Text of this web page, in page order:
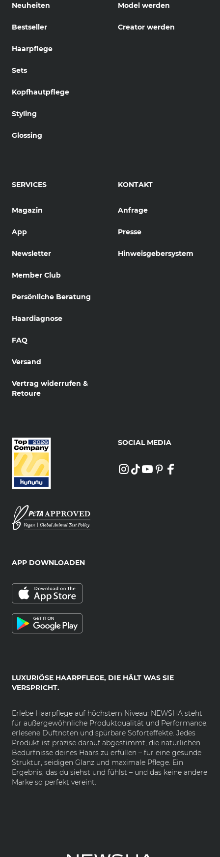
Neuheiten
Bestseller
Haarpflege
Sets
Kopfhautpflege
Styling
Glossing
Model werden
Creator werden
SERVICES
Magazin
App
Newsletter
Member Club
Persönliche Beratung
Haardiagnose
FAQ
Versand
Vertrag widerrufen &
Retoure
KONTAKT
Anfrage
Presse
Hinweisgebersystem
LUXURIÖSE HAARPFLEGE, DIE HÄLT WAS SIE
VERSPRICHT.
Erlebe Haarpflege auf höchstem Niveau: NEWSHA steht
für außergewöhnliche Produktqualität und Performance,
erlesene Duftnoten und spürbare Soforteffekte. Jedes
Produkt ist präzise darauf abgestimmt, die natürlichen
Bedürfnisse deines Haars zu erfüllen – für eine gesunde
Struktur, seidigen Glanz und maximale Pflege. Ein
Ergebnis, das du siehst und fühlst – und das keine andere
Marke so perfekt vereint.
SOCIAL MEDIA
APP DOWNLOADEN